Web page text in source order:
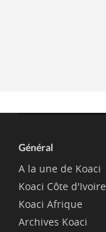
Général
A la une de Koaci
Koaci Côte d'Ivoire
Koaci Afrique
Archives Koaci